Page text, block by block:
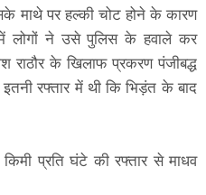
माथे पर हल्की चोट होने के कारण
लोगों ने उसे पुलिस के हवाले कर
के खिलाफ प्रकरण पंजीबद्ध
रफ्तार में थी कि भिड़ंत के बाद
प्रति घंटे की रफ्तार से माधव